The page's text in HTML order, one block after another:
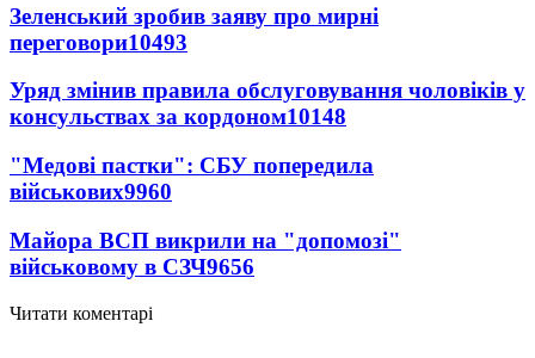
Зеленський зробив заяву про мирні
переговори10493
Уряд змінив правила обслуговування чоловіків у
консульствах за кордоном10148
"Медові пастки": СБУ попередила
військових9960
Майора ВСП викрили на "допомозі"
військовому в СЗЧ9656
Читати коментарі